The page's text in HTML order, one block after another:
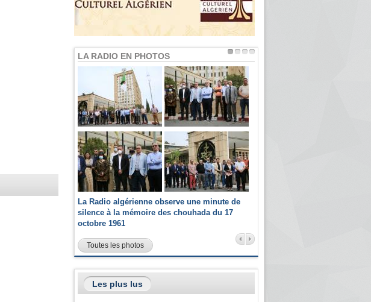
LA RADIO EN PHOTOS
La Radio algérienne observe une minute de
silence à la mémoire des chouhada du 17
octobre 1961
Toutes les photos
Les plus lus